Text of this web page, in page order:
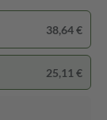
38,64 €
25,11 €